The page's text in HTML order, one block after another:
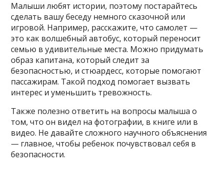
Малыши любят истории, поэтому постарайтесь
сделать вашу беседу немного сказочной или
игровой. Например, расскажите, что самолет —
это как волшебный автобус, который переносит
семью в удивительные места. Можно придумать
образ капитана, который следит за
безопасностью, и стюардесс, которые помогают
пассажирам. Такой подход помогает вызвать
интерес и уменьшить тревожность.
Также полезно ответить на вопросы малыша о
том, что он видел на фотографии, в книге или в
видео. Не давайте сложного научного объяснения
— главное, чтобы ребенок почувствовал себя в
безопасности.